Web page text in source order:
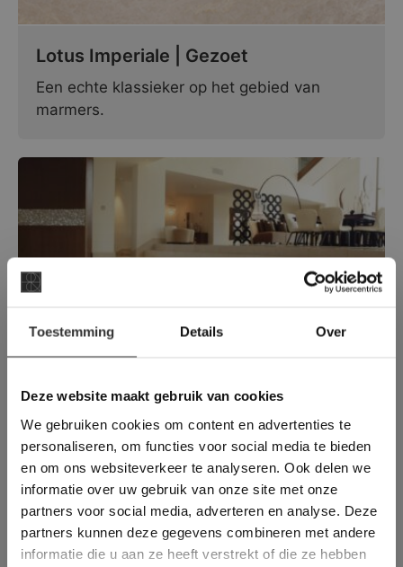
Toestemming Details Over
Deze website maakt gebruik van cookies
We gebruiken cookies om content en advertenties te
personaliseren, om functies voor social media te bieden
en om ons websiteverkeer te analyseren. Ook delen we
informatie over uw gebruik van onze site met onze
partners voor social media, adverteren en analyse. Deze
partners kunnen deze gegevens combineren met andere
informatie die u aan ze heeft verstrekt of die ze hebben
Lotus Imperiale | Gezoet
Een echte klassieker op het gebied van
marmers.
Een échte klassieker op het gebied van
marmer!
Deze website maakt
gebruik van cookies.
This Cookie Banner was deleted and is no
longer working. Please contact the website
administrator.
Deze website gebruikt cookies om de
gebruikerservaring te verbeteren. Door
gebruik te maken van onze website geeft u
toestemming voor alle cookies in
overeenstemming met ons cookiebeleid.Lees
verder